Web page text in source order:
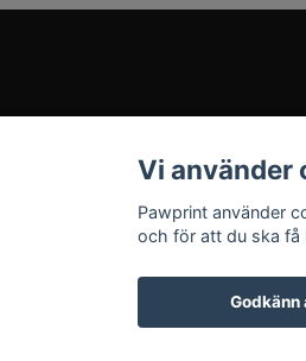
Vi använder
Pawprint använder
och för att du ska få
Godkänn